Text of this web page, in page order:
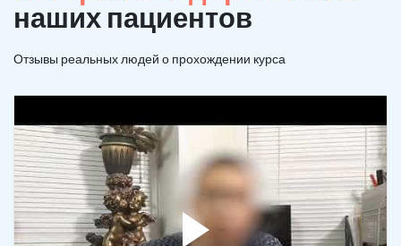
наших пациентов
Отзывы реальных людей о прохождении курса